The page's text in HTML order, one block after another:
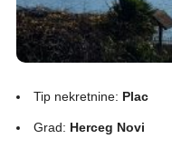
Tip nekretnine: Plac
Grad: Herceg Novi